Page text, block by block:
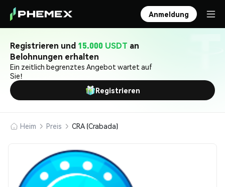
Anmeldung
Registrieren und 15.000 USDT an
Belohnungen erhalten
Ein zeitlich begrenztes Angebot wartet auf
Sie!
Registrieren
Heim Preis CRA (Crabada)